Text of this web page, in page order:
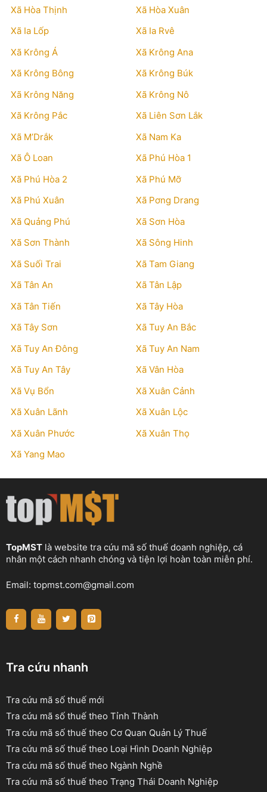
Xã Hòa Thịnh
Xã Hòa Xuân
Xã Ia Lốp
Xã Ia Rvê
Xã Krông Á
Xã Krông Ana
Xã Krông Bông
Xã Krông Búk
Xã Krông Năng
Xã Krông Nô
Xã Krông Pắc
Xã Liên Sơn Lắk
Xã M’Drắk
Xã Nam Ka
Xã Ô Loan
Xã Phú Hòa 1
Xã Phú Hòa 2
Xã Phú Mỡ
Xã Phú Xuân
Xã Pơng Drang
Xã Quảng Phú
Xã Sơn Hòa
Xã Sơn Thành
Xã Sông Hinh
Xã Suối Trai
Xã Tam Giang
Xã Tân An
Xã Tân Lập
Xã Tân Tiến
Xã Tây Hòa
Xã Tây Sơn
Xã Tuy An Bắc
Xã Tuy An Đông
Xã Tuy An Nam
Xã Tuy An Tây
Xã Vân Hòa
Xã Vụ Bổn
Xã Xuân Cảnh
Xã Xuân Lãnh
Xã Xuân Lộc
Xã Xuân Phước
Xã Xuân Thọ
Xã Yang Mao
TopMST là website tra cứu mã số thuế doanh nghiệp, cá
nhân một cách nhanh chóng và tiện lợi hoàn toàn miễn phí.
Email: topmst.com@gmail.com
Tra cứu nhanh
Tra cứu mã số thuế mới
Tra cứu mã số thuế theo Tỉnh Thành
Tra cứu mã số thuế theo Cơ Quan Quản Lý Thuế
Tra cứu mã số thuế theo Loại Hình Doanh Nghiệp
Tra cứu mã số thuế theo Ngành Nghề
Tra cứu mã số thuế theo Trạng Thái Doanh Nghiệp